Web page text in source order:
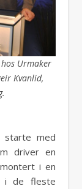
Urmaker
Kvanlid,
starte med
driver en
i en
i de fleste